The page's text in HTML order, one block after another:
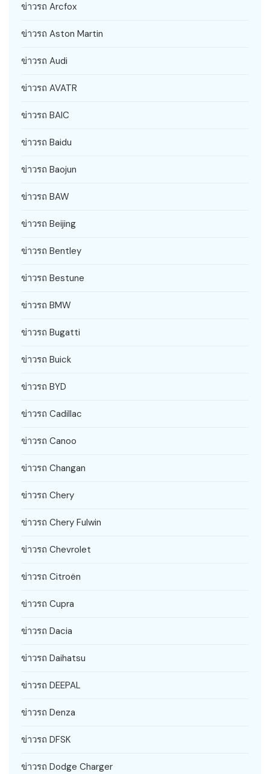
ข่าวรถ Arcfox
ข่าวรถ Aston Martin
ข่าวรถ Audi
ข่าวรถ AVATR
ข่าวรถ BAIC
ข่าวรถ Baidu
ข่าวรถ Baojun
ข่าวรถ BAW
ข่าวรถ Beijing
ข่าวรถ Bentley
ข่าวรถ Bestune
ข่าวรถ BMW
ข่าวรถ Bugatti
ข่าวรถ Buick
ข่าวรถ BYD
ข่าวรถ Cadillac
ข่าวรถ Canoo
ข่าวรถ Changan
ข่าวรถ Chery
ข่าวรถ Chery Fulwin
ข่าวรถ Chevrolet
ข่าวรถ Citroën
ข่าวรถ Cupra
ข่าวรถ Dacia
ข่าวรถ Daihatsu
ข่าวรถ DEEPAL
ข่าวรถ Denza
ข่าวรถ DFSK
ข่าวรถ Dodge Charger